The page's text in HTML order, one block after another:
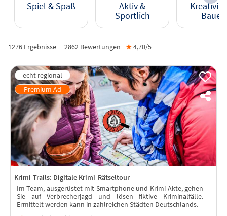
Spiel & Spaß
Aktiv &
Sportlich
Bauen
1276 Ergebnisse 2862 Bewertungen ★4,70/5
Krimi-Trails: Digitale Krimi-Rätseltour
Im Team, ausgerüstet mit Smartphone und Krimi-Akte, gehen
Sie auf Verbrecherjagd und lösen fiktive Kriminalfälle.
Ermittelt werden kann in zahlreichen Städten Deutschlands.